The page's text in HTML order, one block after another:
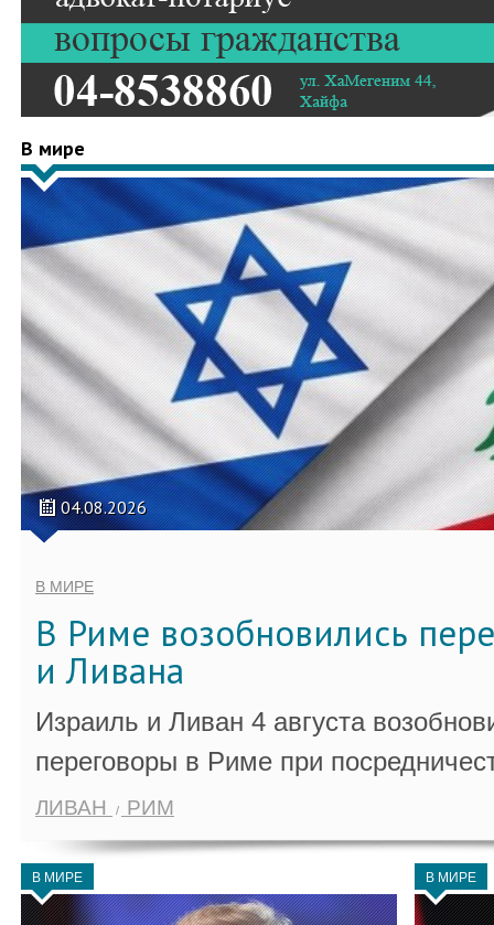
В мире
04.08.2026
В МИРЕ
В Риме возобновились
и Ливана
Израиль и Ливан 4 августа
переговоры в Риме при
ЛИВАН РИМ
В МИРЕ В МИРЕ